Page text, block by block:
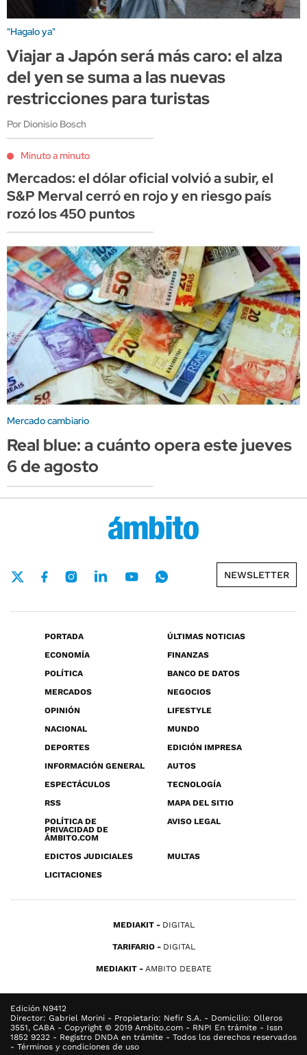
"Hagalo ya"
Viajar a Japón será más caro: el alza
del yen se suma a las nuevas
restricciones para turistas
Por Dionisio Bosch
Minuto a minuto
Mercados: el dólar oficial volvió a subir, el
S&P Merval cerró en rojo y en riesgo país
rozó los 450 puntos
Mercado cambiario
Real blue: a cuánto opera este jueves
6 de agosto
NEWSLETTER
PORTADA
ÚLTIMAS NOTICIAS
ECONOMÍA
FINANZAS
POLÍTICA
BANCO DE DATOS
MERCADOS
NEGOCIOS
OPINIÓN
LIFESTYLE
NACIONAL
MUNDO
DEPORTES
EDICIÓN IMPRESA
INFORMACIÓN GENERAL
AUTOS
ESPECTÁCULOS
TECNOLOGÍA
RSS
MAPA DEL SITIO
POLÍTICA DE
PRIVACIDAD DE
ÁMBITO.COM
AVISO LEGAL
EDICTOS JUDICIALES
MULTAS
LICITACIONES
MEDIAKIT DIGITAL
TARIFARIO DIGITAL
MEDIAKIT AMBITO DEBATE
Edición N9412
Director: Gabriel Morini - Propietario: Nefir S.A. - Domicilio: Olleros
3551, CABA - Copyright © 2019 Ambito.com - RNPI En trámite - Issn
1852 9232 - Registro DNDA en trámite - Todos los derechos reservados
- Términos y condiciones de uso